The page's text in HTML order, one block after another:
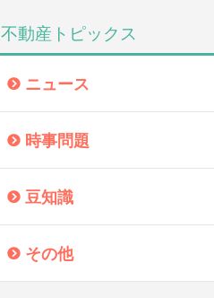
不動産トピックス
ニュース
時事問題
豆知識
その他